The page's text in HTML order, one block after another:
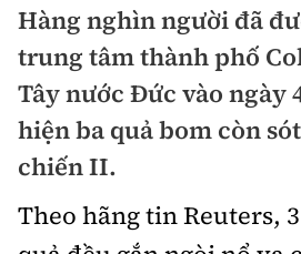
Chính trị
Xã hội
Chuyện dọc đường
Cải chính
Xây dựng
Chỉ đạo điều hành
Quy hoạch kiến trúc
Giám định chất lượng
Giao thông
Quản lý
Kinh tế
Thị trường
Pháp luật
Hàng nghìn người đã
trung tâm thành phố
Tây nước Đức vào ngày
hiện ba quả bom còn
chiến II.
Theo hãng tin Reuters,